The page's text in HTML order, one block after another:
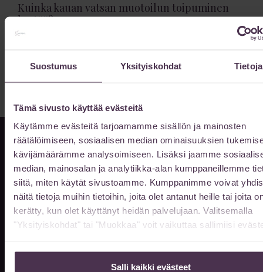
Suostumus Yksityiskohdat Tietoja
Tämä sivusto käyttää evästeitä
Käytämme evästeitä tarjoamamme sisällön ja mainosten
räätälöimiseen, sosiaalisen median ominaisuuksien
kävijämäärämme analysoimiseen. Lisäksi jaamme
median, mainosalan ja analytiikka-alan kumppaneillemme
siitä, miten käytät sivustoamme. Kumppanimme voivat
näitä tietoja muihin tietoihin, joita olet antanut heille tai joita
kerätty, kun olet käyttänyt heidän palvelujaan. Valitsemalla
"Yksityiskohdat" tai "Muokkaa" voit vaikuttaa sallimiisi
Salli kaikki evästeet
Kuinka kauan vatsan muotoilun toipuminen
kestää?
13/02/2026
Lue toipumisajan vaiheet ja nopeuttamiskeinot.
Lue lisää »
Info & ajanvaraus
ma-to klo 10-17
pe klo 10-16
muina aikoina sopimuksen
mukaan